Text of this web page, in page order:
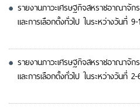
รายงานภาวะเศรษฐกิจสหราชอาณาจัก
และการเลือกตั้งทั่วไป ในระหว่างวันที่
รายงานภาวะเศรษฐกิจสหราชอาณาจัก
และการเลือกตั้งทั่วไป ในระหว่างวันที่